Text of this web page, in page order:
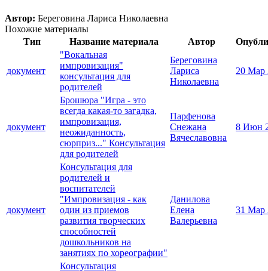
Автор: Береговина Лариса Николаевна
Похожие материалы
Тип
Название материала Автор
документ
"Вокальная
импровизация"
консультация для
родителей
Береговина
Лариса
Николаевна
20 Мар
документ
Брошюра "Игра - это
всегда какая-то загадка,
импровизация,
неожиданность,
сюрприз..." Консультация
для родителей
Парфенова
Снежана
Вячеславовна
8 Июн
документ
Консультация для
родителей и
воспитателей
"Импровизация - как
один из приемов
развития творческих
способностей
дошкольников на
занятиях по хореографии"
Данилова
Елена
Валерьевна
31 Мар
Консультация